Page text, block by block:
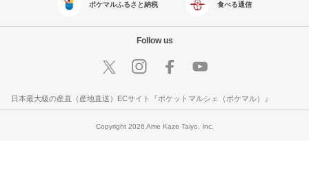
ポケマルふるさと納税 食べる通信
Follow us
日本最大級の産直（産地直送）ECサイト『ポケットマルシェ（ポケマル）』
Copyright 2026 Ame Kaze Taiyo, Inc.